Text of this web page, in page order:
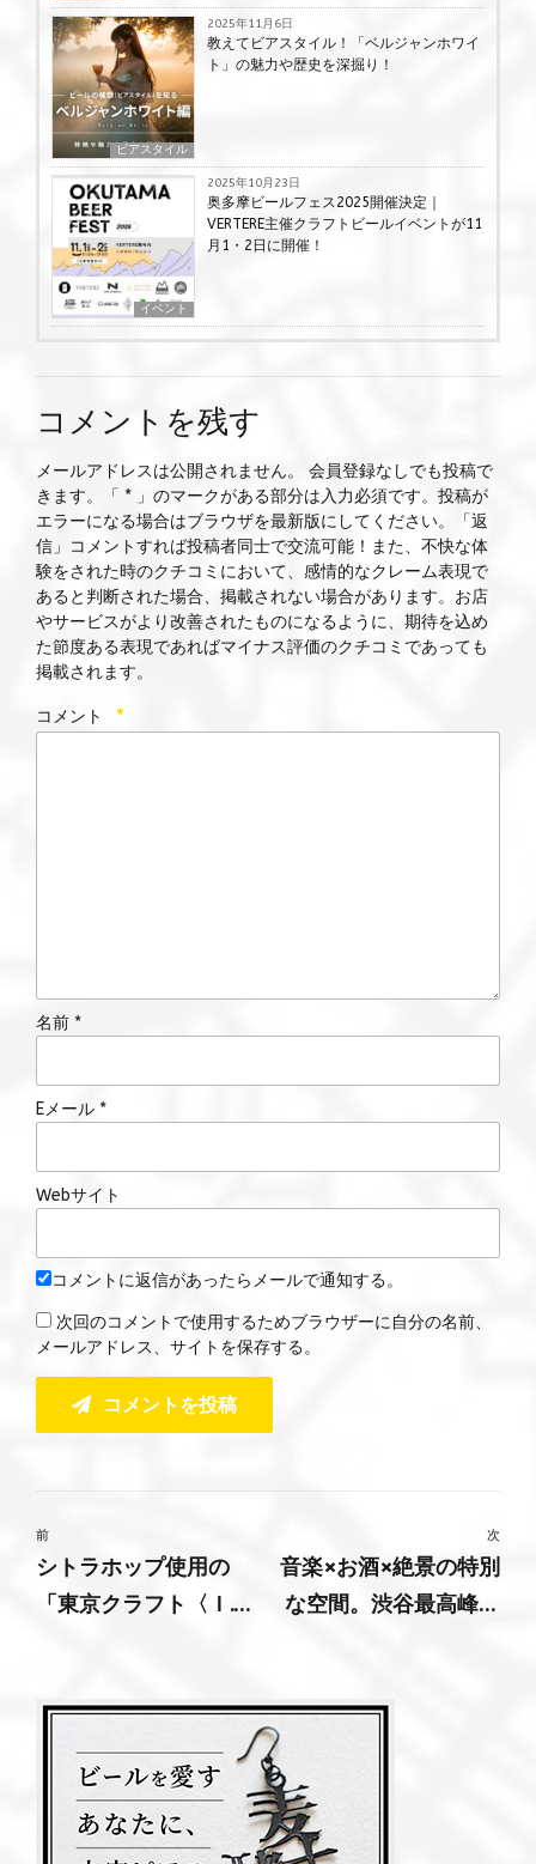
ビアスタイル
2025年11月6日
教えてビアスタイル！「ベルジャンホワイ
ト」の魅力や歴史を深掘り！
イベント
2025年10月23日
奥多摩ビールフェス2025開催決定｜
VERTERE主催クラフトビールイベントが11
月1・2日に開催！
コメントを残す
メールアドレスは公開されません。 会員登録なしでも投稿で
きます。「 * 」のマークがある部分は入力必須です。投稿が
エラーになる場合はブラウザを最新版にしてください。「返
信」コメントすれば投稿者同士で交流可能！また、不快な体
験をされた時のクチコミにおいて、感情的なクレーム表現で
あると判断された場合、掲載されない場合があります。お店
やサービスがより改善されたものになるように、期待を込め
た節度ある表現であればマイナス評価のクチコミであっても
掲載されます。
コメント *
名前 *
Eメール *
Webサイト
コメントに返信があったらメールで通知する。
次回のコメントで使用するためブラウザーに自分の名前、
メールアドレス、サイトを保存する。
コメントを投稿
前
シトラホップ使用の
「東京クラフト〈Ｉ.Ｐ.
次
音楽×お酒×絶景の特別
な空間。渋谷最高峰の